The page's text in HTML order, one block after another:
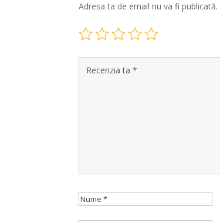
Adresa ta de email nu va fi publicată.